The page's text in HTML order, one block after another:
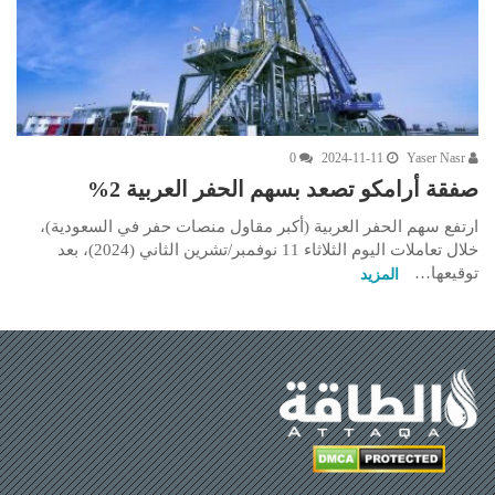
2024-11-11
0
صفقة أرامكو تصعد بسهم الحفر العربية 2%
ارتفع سهم الحفر العربية (أكبر مقاول منصات حفر في السعودية)،
خلال تعاملات اليوم الثلاثاء 11 نوفمبر/تشرين الثاني (2024)، بعد
توقيعها…
المزيد